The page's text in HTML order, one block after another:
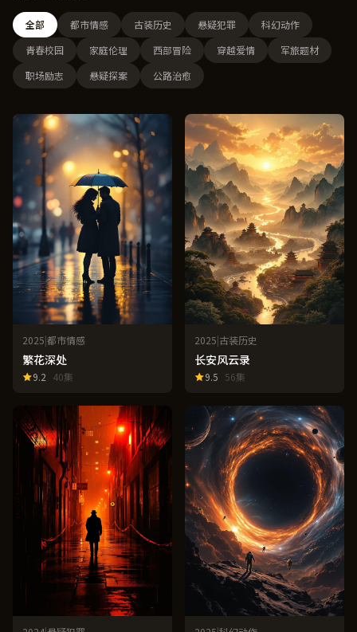
全部 都市情感 古装历史 悬疑犯罪
科幻动作
青春校园
家庭伦理 西部冒险 穿越爱情
军旅题材
职场励志
悬疑探案 公路治愈
2025|都市情感
繁花深处
9.2 40集
2025|古装历史
长安风云录
9.5 56集